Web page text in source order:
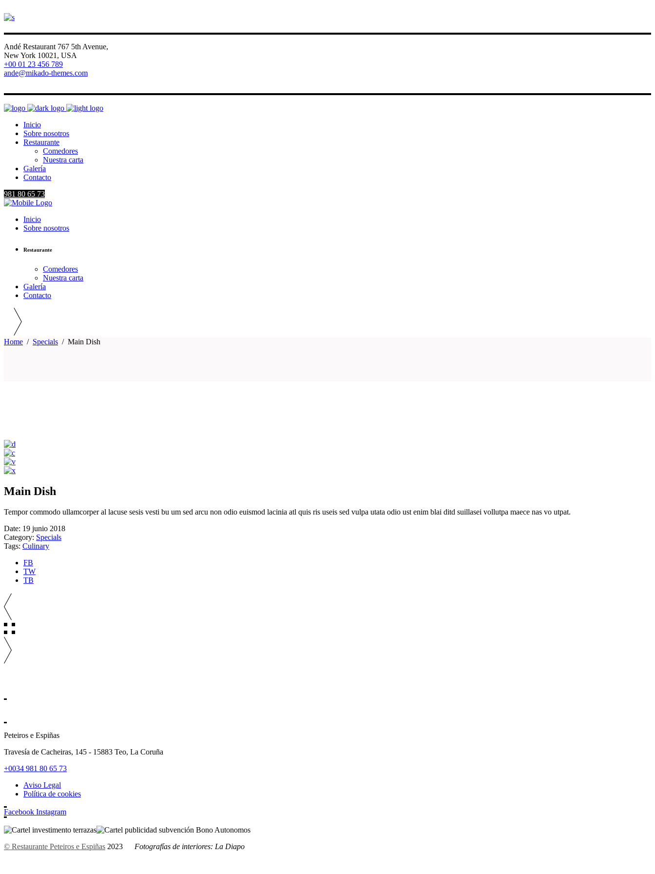
Andé Restaurant 767 5th Avenue,
New York 10021, USA
+00 01 23 456 789
ande@mikado-themes.com
Inicio
Sobre nosotros
Restaurante
Comedores
Nuestra carta
Galería
Contacto
981 80 65 73
Inicio
Sobre nosotros
Restaurante
Comedores
Nuestra carta
Galería
Contacto
Home / Specials / Main Dish
Main Dish
Tempor commodo ullamcorper al lacuse sesis vesti bu um sed arcu non odio euismod lacinia atl quis ris useis sed vulpa utata odio ust enim blai ditd suillasei vollutpa maece nas vo utpat.
Date: 19 junio 2018
Category: Specials
Tags: Culinary
FB
TW
TB
Peteiros e Espiñas
Travesía de Cacheiras, 145 - 15883 Teo, La Coruña
+0034 981 80 65 73
Aviso Legal
Política de cookies
Facebook Instagram
© Restaurante Peteiros e Espiñas 2023 Fotografías de interiores: La Diapo